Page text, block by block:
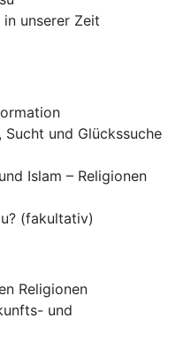
unserer Zeit
Sucht und Glückssuche
Islam – Religionen
(fakultativ)
Religionen
und